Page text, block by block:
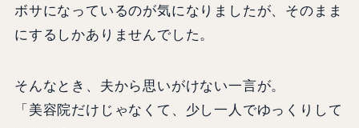
ボサになっているのが気になりましたが、そのまま
にするしかありませんでした。
そんなとき、夫から思いがけない一言が。
「美容院だけじゃなくて、少し一人でゆっくりして